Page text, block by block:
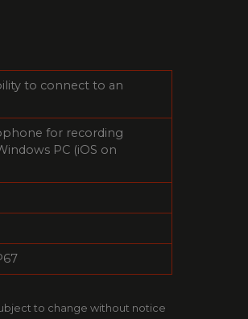
to connect to an
for recording
PC (iOS on
to change without notice